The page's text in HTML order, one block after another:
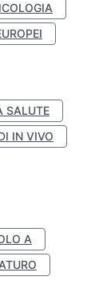
SALUTE
IN VIVO
A